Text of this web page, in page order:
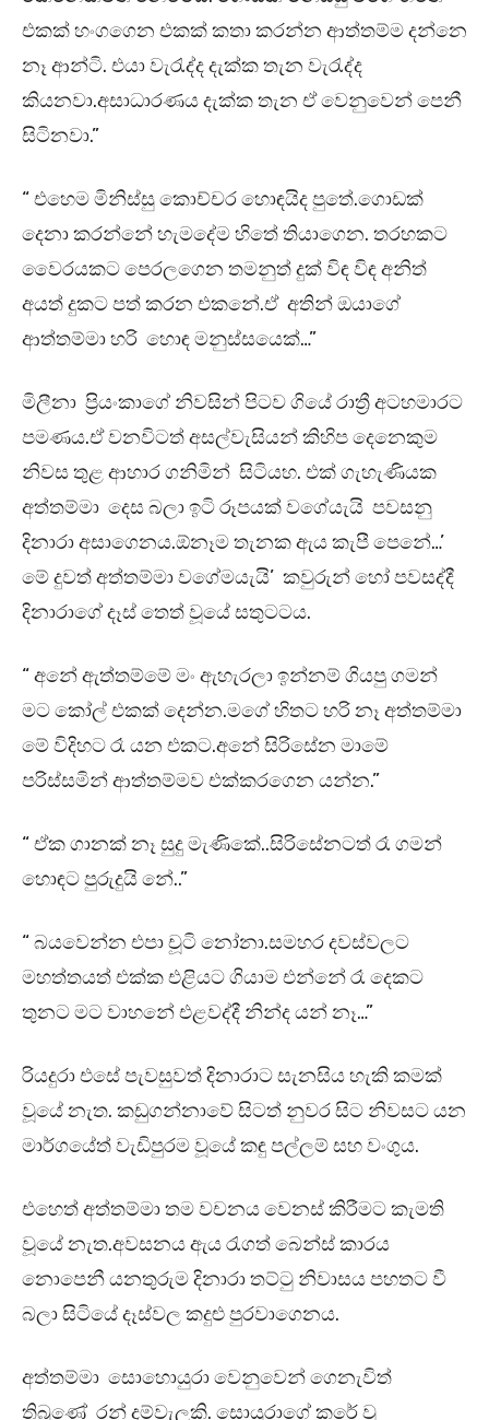
එකක් හංගගෙන එකක් කතා කරන්න ආත්තම්ම දන්නෙ
නෑ ආන්ටි. එයා වැරැද්ද දැක්ක තැන වැරැද්ද
කියනවා.අසාධාරණය දැක්ක තැන ඒ වෙනුවෙන් පෙනී
සිටිනවා.”
“ එහෙම මිනිස්සු කොච්චර හොඳයිද පුතේ.ගොඩක්
දෙනා කරන්නේ හැමදේම හිතේ තියාගෙන. තරහකට
වෛරයකට පෙරලගෙන තමනුත් දුක් විඳ විඳ අනිත්
අයත් දුකට පත් කරන එකනේ.ඒ අතින් ඔයාගේ
ආත්තම්මා හරි හොඳ මනුස්සයෙක්…”
මිලීනා ප්‍රියංකාගේ නිවසින් පිටව ගියේ රාත්‍රී අටහමාරට
පමණය.ඒ වනවිටත් අසල්වැසියන් කිහිප දෙනෙකුම
නිවස තුළ ආහාර ගනිමින් සිටියහ. එක් ගැහැණියක
අත්තම්මා දෙස බලා ඉටි රූපයක් වගේයැයි පවසනු
දිනාරා අසාගෙනය.ඕනෑම තැනක ඇය කැපී පෙනේ…’
මේ දුවත් අත්තම්මා වගේමයැයි’ කවුරුන් හෝ පවසද්දී
දිනාරාගේ දෑස් තෙත් වූයේ සතුටටය.
“ අනේ ඇත්තම්මේ මං ඇහැරලා ඉන්නම් ගියපු ගමන්
මට කෝල් එකක් දෙන්න.මගේ හිතට හරි නෑ අත්තම්මා
මේ විදිහට රෑ යන එකට.අනේ සිරිසේන මාමේ
පරිස්සමින් ආත්තම්මව එක්කරගෙන යන්න.”
“ ඒක ගානක් නෑ සුදු මැණිකේ..සිරිසේනටත් රෑ ගමන්
හොඳට පුරුදුයි නේ..”
“ බයවෙන්න එපා චූටි නෝනා.සමහර දවස්වලට
මහත්තයත් එක්ක එළියට ගියාම එන්නේ රෑ දෙකට
තුනට මට වාහනේ එළවද්දී නින්ද යන් නෑ…”
රියදුරා එසේ පැවසුවත් දිනාරාට සැනසිය හැකි කමක්
වූයේ නැත. කඩුගන්නාවේ සිටත් නුවර සිට නිවසට යන
මාර්ගයේත් වැඩිපුරම වූයේ කඳු පල්ලම් සහ වංගුය.
එහෙත් අත්තම්මා තම වචනය වෙනස් කිරීමට කැමති
වූයේ නැත.අවසනය ඇය රැගත් බෙන්ස් කාරය
නොපෙනී යනතුරුම දිනාරා තට්ටු නිවාසය පහතට වී
බලා සිටියේ දෑස්වල කදුළු පුරවාගෙනය.
අත්තම්මා සොහොයුරා වෙනුවෙන් ගෙනැවිත්
තිබුණේ රන් දම්වැලකි. සොයුරාගේ කරේ වූ